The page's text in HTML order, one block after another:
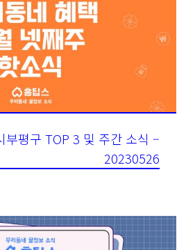
부평구 TOP 3 및 주간 소식 –
20230526